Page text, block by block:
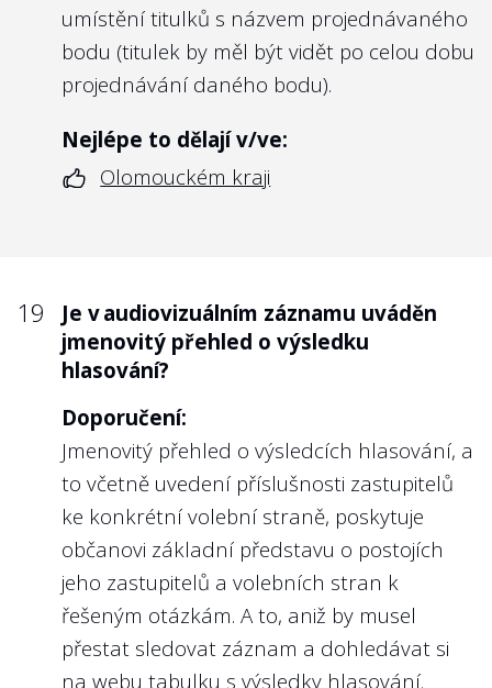
umístění titulků s názvem projednávaného
bodu (titulek by měl být vidět po celou dobu
projednávání daného bodu).
Nejlépe to dělají v/ve:
Olomouckém kraji
19
Je v audiovizuálním záznamu uváděn
jmenovitý přehled o výsledku
hlasování?
Doporučení:
Jmenovitý přehled o výsledcích hlasování, a
to včetně uvedení příslušnosti zastupitelů
ke konkrétní volební straně, poskytuje
občanovi základní představu o postojích
jeho zastupitelů a volebních stran k
řešeným otázkám. A to, aniž by musel
přestat sledovat záznam a dohledávat si
na webu tabulku s výsledky hlasování.